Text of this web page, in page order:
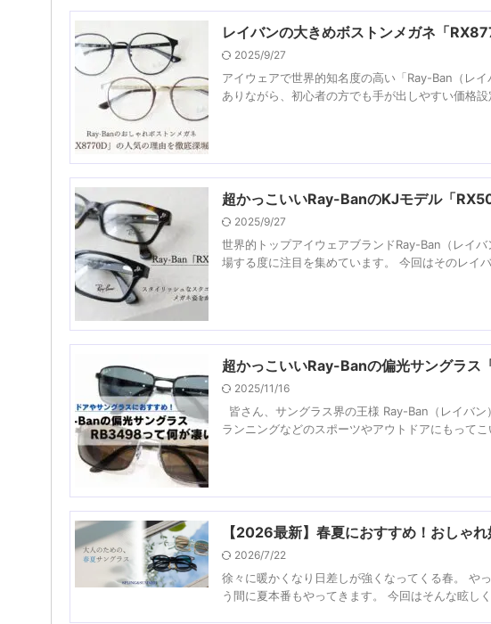
レイバンの大きめボストンメガネ「
2025/9/27
アイウェアで世界的知名度の高い「Ray-Ban（レ
ありながら、初心者の方でも手が出しやすい価格
超かっこいいRay-BanのKJモデル「
2025/9/27
世界的トップアイウェアブランドRay-Ban（レイ
場する度に注目を集めています。 今回はそのレイ
超かっこいいRay-Banの偏光サングラ
2025/11/16
皆さん、サングラス界の王様 Ray-Ban（レイバ
ランニングなどのスポーツやアウトドアにもって
【2026最新】春夏におすすめ！おしゃ
2026/7/22
徐々に暖かくなり日差しが強くなってくる春。 や
う間に夏本番もやってきます。 今回はそんな眩し